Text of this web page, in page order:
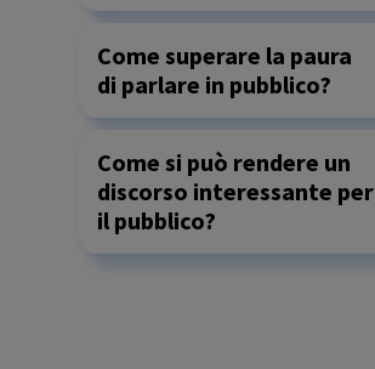
Come superare la paura
di parlare in pubblico?
Come si può rendere un
discorso interessante per
il pubblico?